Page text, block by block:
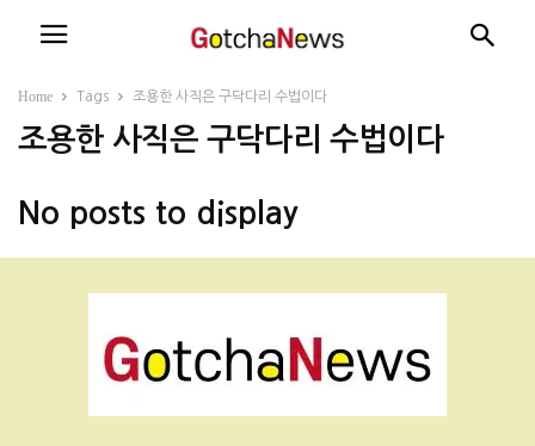
Home Tags 조용한 사직은 구닥다리 수법이다
조용한 사직은 구닥다리 수법이다
No posts to display